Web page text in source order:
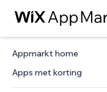
Appmarkt home
Apps met korting